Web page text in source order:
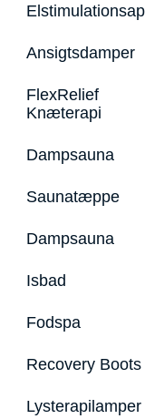
Ansigtsdamper
FlexRelief
Knæterapi
Dampsauna
Saunatæppe
Dampsauna
Isbad
Fodspa
Recovery Boots
Lysterapilamper